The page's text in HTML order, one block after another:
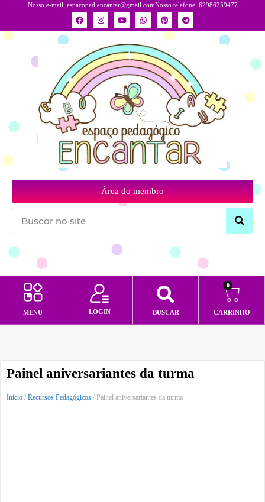
Nosso e-mail: espacoped.encantar@gmail.comNosso telefone: 62986259477
Área do membro
MENU LOGIN BUSCAR
0
CARRINHO
Painel aniversariantes da turma
Início / Recursos Pedagógicos / Painel aniversariantes da turma